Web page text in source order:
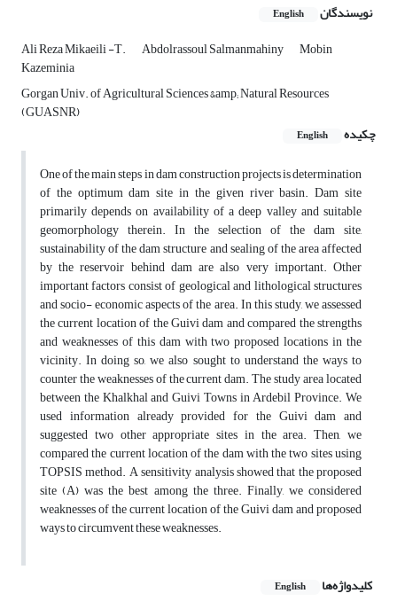
نویسندگان English
Ali Reza Mikaeili -T. Abdolrassoul Salmanmahiny Mobin
Kazeminia
Gorgan Univ. of Agricultural Sciences &amp; Natural Resources
(GUASNR)
چکیده
English
One of the main steps in dam construction projects is determination
of the optimum dam site in the given river basin. Dam site
primarily depends on availability of a deep valley and suitable
geomorphology therein. In the selection of the dam site,
sustainability of the dam structure and sealing of the area affected
by the reservoir behind dam are also very important. Other
important factors consist of geological and lithological structures
and socio- economic aspects of the area. In this study, we assessed
the current location of the Guivi dam and compared the strengths
and weaknesses of this dam with two proposed locations in the
vicinity. In doing so, we also sought to understand the ways to
counter the weaknesses of the current dam. The study area located
between the Khalkhal and Guivi Towns in Ardebil Province. We
used information already provided for the Guivi dam and
suggested two other appropriate sites in the area. Then, we
compared the current location of the dam with the two sites using
TOPSIS method. A sensitivity analysis showed that the proposed
site (A) was the best among the three. Finally, we considered
weaknesses of the current location of the Guivi dam and proposed
ways to circumvent these weaknesses.
کلیدواژه‌ها English